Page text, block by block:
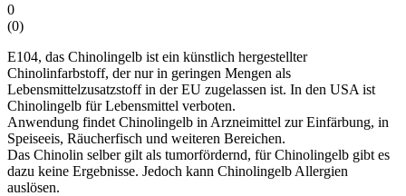
0
(0)
E104, das Chinolingelb ist ein künstlich hergestellter
Chinolinfarbstoff, der nur in geringen Mengen als
Lebensmittelzusatzstoff in der EU zugelassen ist. In den USA ist
Chinolingelb für Lebensmittel verboten.
Anwendung findet Chinolingelb in Arzneimittel zur Einfärbung, in
Speiseeis, Räucherfisch und weiteren Bereichen.
Das Chinolin selber gilt als tumorfördernd, für Chinolingelb gibt es
dazu keine Ergebnisse. Jedoch kann Chinolingelb Allergien
auslösen.